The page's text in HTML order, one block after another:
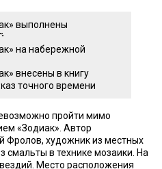
выполнены
на набережной
внесены в книгу
точного времени
пройти мимо
«Зодиак». Автор
Фролов, художник из местных
смальты в технике мозаики. На
Место расположения